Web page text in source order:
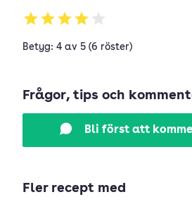
Betyg: 4 av 5 (6 röster)
Frågor, tips och
Bli först att
Fler recept med